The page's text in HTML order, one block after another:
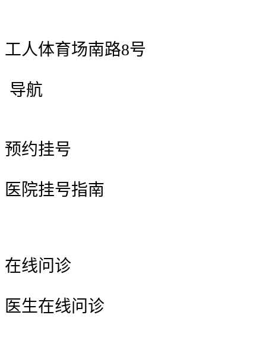
工人体育场南路8号
导航
预约挂号
医院挂号指南
在线问诊
医生在线问诊